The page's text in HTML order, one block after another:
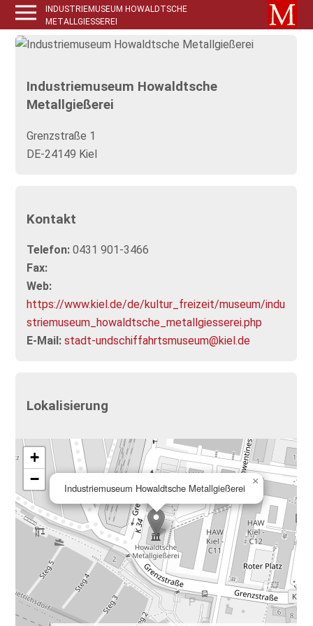
INDUSTRIEMUSEUM HOWALDTSCHE
METALLGIESSEREI
Industriemuseum Howaldtsche
Metallgießerei
Grenzstraße 1
DE-24149 Kiel
Kontakt
Telefon: 0431 901-3466
Fax:
Web:
https://www.kiel.de/de/kultur_freizeit/museum/indu
striemuseum_howaldtsche_metallgiesserei.php
E-Mail: stadt-undschiffahrtsmuseum@kiel.de
Lokalisierung
Industriemuseum Howaldtsche Metallgießerei
×
+
−